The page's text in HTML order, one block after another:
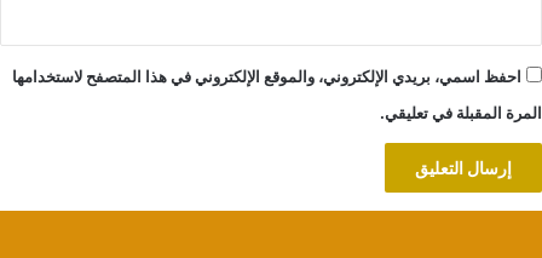
احفظ اسمي، بريدي الإلكتروني، والموقع الإلكتروني في هذا المتصفح لاستخدامها
المرة المقبلة في تعليقي.